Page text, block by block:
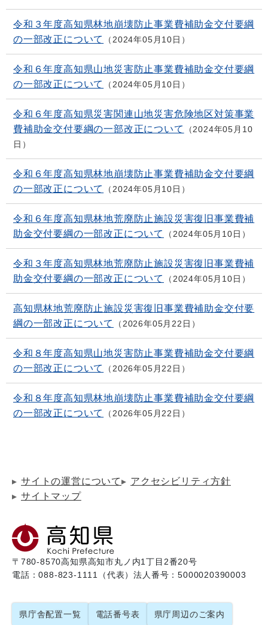
令和３年度高知県林地崩壊防止事業費補助金交付要綱
の一部改正について
2024年05月10日
令和６年度高知県山地災害防止事業費補助金交付要綱
の一部改正について
2024年05月10日
令和６年度高知県災害関連山地災害危険地区対策事業
費補助金交付要綱の一部改正について
2024年05月10
日
令和６年度高知県林地崩壊防止事業費補助金交付要綱
の一部改正について
2024年05月10日
令和６年度高知県林地荒廃防止施設災害復旧事業費補
助金交付要綱の一部改正について
2024年05月10日
令和３年度高知県林地荒廃防止施設災害復旧事業費補
助金交付要綱の一部改正について
2024年05月10日
高知県林地荒廃防止施設災害復旧事業費補助金交付要
綱の一部改正について
2026年05月22日
令和８年度高知県山地災害防止事業費補助金交付要綱
の一部改正について
2026年05月22日
令和８年度高知県林地崩壊防止事業費補助金交付要綱
の一部改正について
2026年05月22日
サイトの運営について
アクセシビリティ方針
サイトマップ
〒780-8570高知県高知市丸ノ内1丁目2番20号
電話：088-823-1111（代表）法人番号：5000020390003
県庁舎配置一覧 電話番号表 県庁周辺のご案内